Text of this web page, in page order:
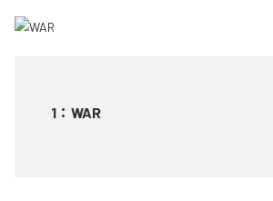
1 ： WAR